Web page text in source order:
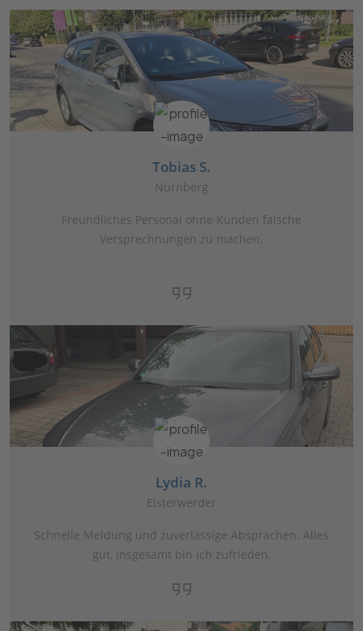
Tobias S.
Nürnberg
Freundliches Personal ohne Kunden falsche
Versprechnungen zu machen.
Lydia R.
Elsterwerder
Schnelle Meldung und zuverlässige Absprachen. Alles
gut, insgesamt bin ich zufrieden.